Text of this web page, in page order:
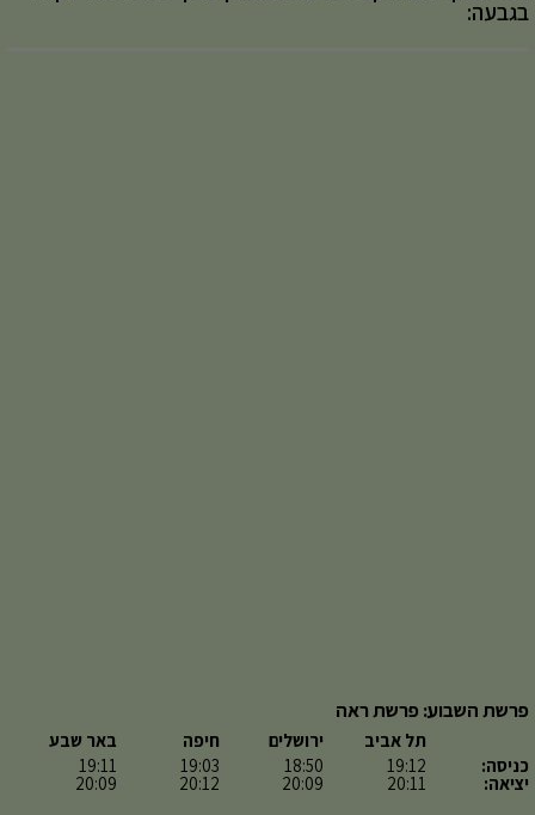
בגבעה:
פרשת השבוע: פרשת ראה
כניסה:
יציאה:
תל אביב
19:12
20:11
ירושלים
18:50
20:09
חיפה
19:03
20:12
באר שבע
19:11
20:09